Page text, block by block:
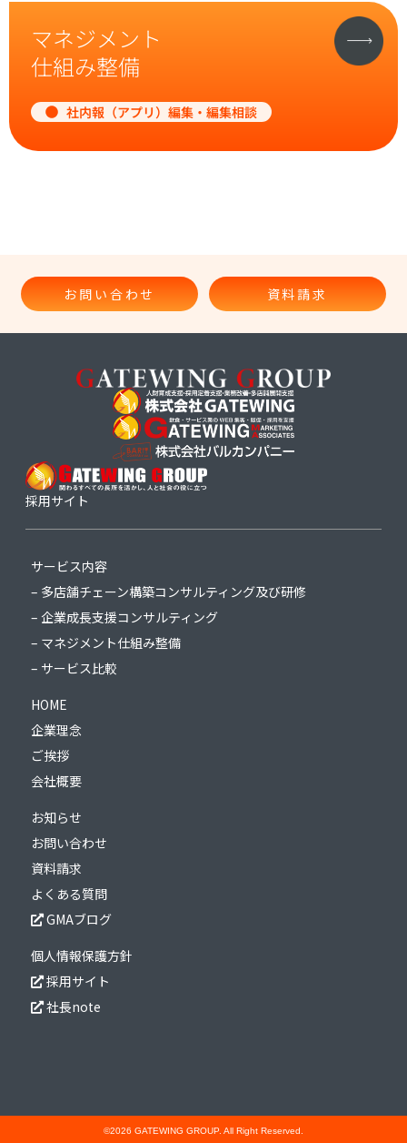
マネジメント
仕組み整備
社内報（アプリ）編集・編集相談
お問い合わせ 資料請求
採用サイト
サービス内容
– 多店舗チェーン構築コンサルティング及び研修
– 企業成長支援コンサルティング
– マネジメント仕組み整備
– サービス比較
HOME
企業理念
ご挨拶
会社概要
お知らせ
お問い合わせ
資料請求
よくある質問
GMAブログ
個人情報保護方針
採用サイト
社長note
©2026 GATEWING GROUP. All Right Reserved.